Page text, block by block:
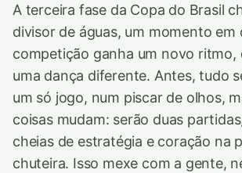
A terceira fase da Copa do Brasil
divisor de águas, um momento em
competição ganha um novo ritmo,
uma dança diferente. Antes, tudo
um só jogo, num piscar de olhos,
coisas mudam: serão duas
cheias de estratégia e coração na
chuteira. Isso mexe com a gente,